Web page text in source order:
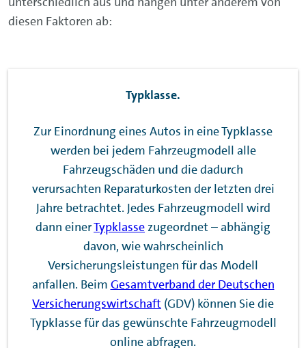
diesen Faktoren ab:
Typklasse.
Zur Einordnung eines Autos in eine Typklasse
werden bei jedem Fahrzeugmodell alle
Fahrzeugschäden und die dadurch
verursachten Reparaturkosten der letzten drei
Jahre betrachtet. Jedes Fahrzeugmodell wird
dann einerTypklassezugeordnet – abhängig
davon, wie wahrscheinlich
Versicherungsleistungen für das Modell
anfallen. Beim Gesamtverband der Deutschen
Versicherungswirtschaft (GDV) können Sie die
Typklasse für das gewünschte Fahrzeugmodell
online abfragen.